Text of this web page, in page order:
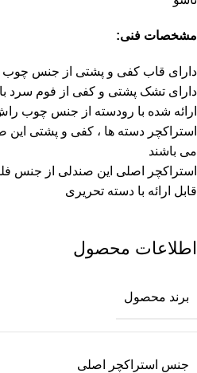
مشخصات فنی:
دارای قاب کفی و پشتی از جنس چوب
دارای تشک پشتی و کفی از فوم سرد
ارائه شده با رودسته از جنس چوب
استراکچر دسته ها ، کفی و پشتی
می باشند
استراکچر اصلی این صندلی از جنس
قابل ارائه با دسته تحریری
اطلاعات محصول
برند محصول
جنس استراکچر اصلی